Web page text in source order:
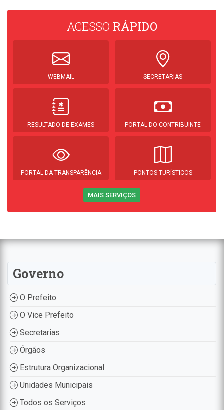
ACESSO RÁPIDO
WEBMAIL SECRETARIAS
RESULTADO DE EXAMES PORTAL DO CONTRIBUINTE
PORTAL DA TRANSPARÊNCIA PONTOS TURÍSTICOS
MAIS SERVIÇOS
Governo
O Prefeito
O Vice Prefeito
Secretarias
Órgãos
Estrutura Organizacional
Unidades Municipais
Todos os Serviços